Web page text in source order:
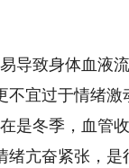
致身体血液
宜过于情绪
是冬季，血管
亢奋紧张，